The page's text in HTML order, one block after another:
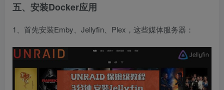
五、安装Docker应用
1、首先安装Emby、Jellyfin、Plex，这些媒体服务器：